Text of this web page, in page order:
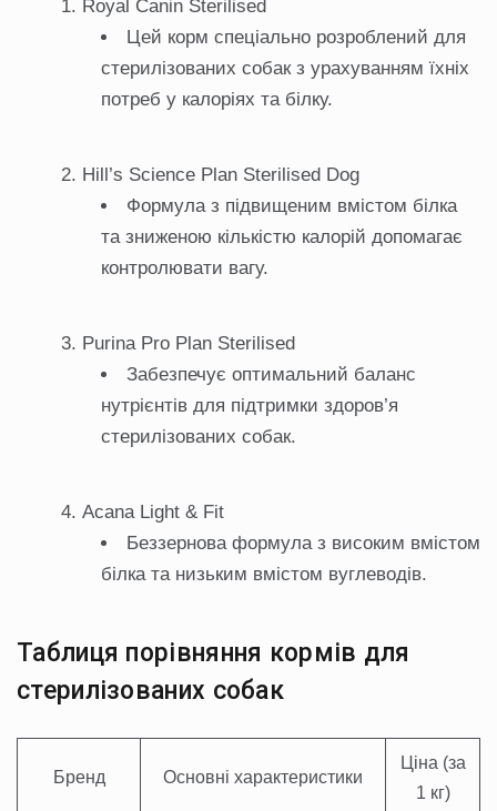
Royal Canin Sterilised
Цей корм спеціально розроблений для
стерилізованих собак з урахуванням їхніх
потреб у калоріях та білку.
Hill’s Science Plan Sterilised Dog
Формула з підвищеним вмістом білка
та зниженою кількістю калорій допомагає
контролювати вагу.
Purina Pro Plan Sterilised
Забезпечує оптимальний баланс
нутрієнтів для підтримки здоров’я
стерилізованих собак.
Acana Light & Fit
Беззернова формула з високим вмістом
білка та низьким вмістом вуглеводів.
Таблиця порівняння кормів для
стерилізованих собак
Бренд Основні характеристики
Ціна (за
1 кг)